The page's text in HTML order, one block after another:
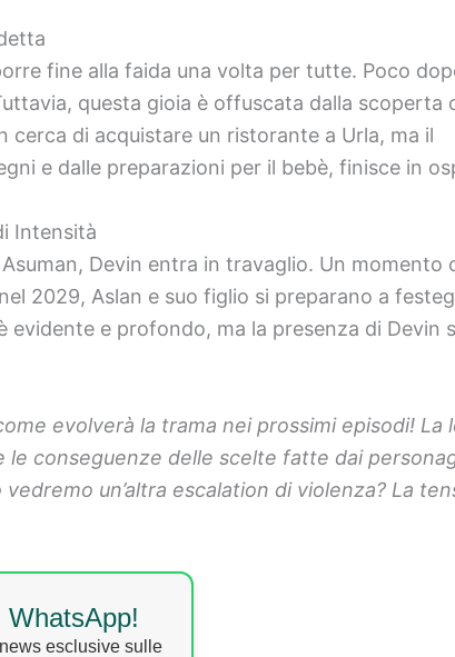
fine alla faida una volta per tutte. Poco
questa gioia è offuscata dalla scoperta
di acquistare un ristorante a Urla, ma il
e dalle preparazioni per il bebè, finisce in
Intensità
Devin entra in travaglio. Un momento
2029, Aslan e suo figlio si preparano a
e profondo, ma la presenza di Devin
evolverà la trama nei prossimi episodi! La
conseguenze delle scelte fatte dai
un’altra escalation di violenza? La
WhatsApp!
esclusive sulle